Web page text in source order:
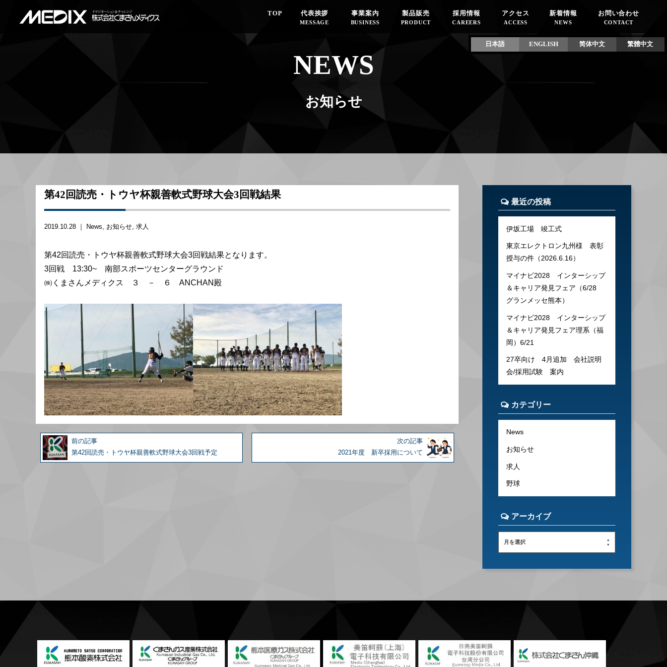
TOP 代表挨拶
MESSAGE
事業案内
BUSINESS
製品販売
PRODUCT
採用情報
CAREERS
アクセス
ACCESS
新着情報
NEWS
お問い合わせ
CONTACT
ENGLISH
日本語 简体中文 繁體中文
NEWS
お知らせ
第42回読売・トウヤ杯親善軟式野球大会3回戦結果
2019.10.28 ｜ News お知らせ 求人
第42回読売・トウヤ杯親善軟式野球大会3回戦結果となります。
3回戦 13:30~ 南部スポーツセンターグラウンド
㈱くまさんメディクス ３ － ６ ANCHAN殿
前の記事
第42回読売・トウヤ杯親善軟式野球大会3回戦予定
次の記事
2021年度 新卒採用について
最近の投稿
伊坂工場 竣工式
東京エレクトロン九州様 表彰
授与の件（2026.6.16）
マイナビ2028 インターシップ
＆キャリア発見フェア（6/28
グランメッセ熊本）
マイナビ2028 インターシップ
＆キャリア発見フェア理系（福
岡）6/21
27卒向け 4月追加 会社説明
会/採用試験 案内
カテゴリー
News
お知らせ
求人
野球
アーカイブ
月を選択